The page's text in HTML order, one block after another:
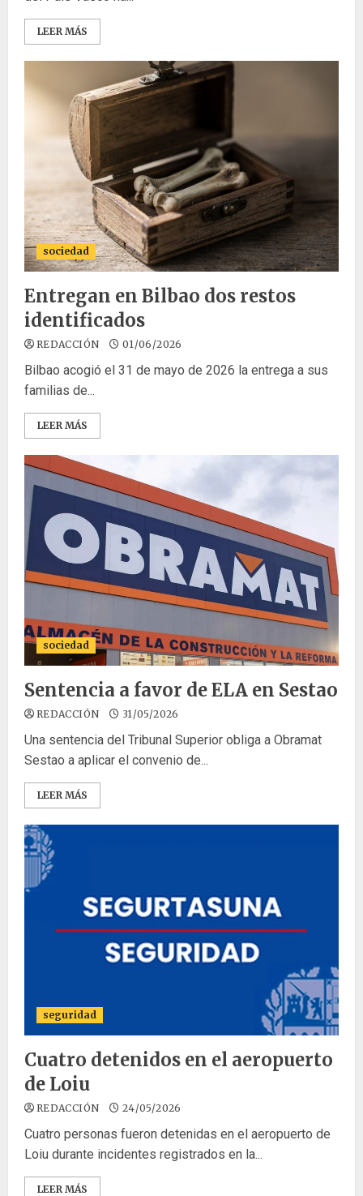
LEER MÁS
sociedad
Entregan en Bilbao dos restos
identificados
REDACCIÓN 01/06/2026
Bilbao acogió el 31 de mayo de 2026 la entrega a sus
familias de...
LEER MÁS
sociedad
Sentencia a favor de ELA en Sestao
REDACCIÓN 31/05/2026
Una sentencia del Tribunal Superior obliga a Obramat
Sestao a aplicar el convenio de...
LEER MÁS
seguridad
Cuatro detenidos en el aeropuerto
de Loiu
REDACCIÓN 24/05/2026
Cuatro personas fueron detenidas en el aeropuerto de
Loiu durante incidentes registrados en la...
LEER MÁS